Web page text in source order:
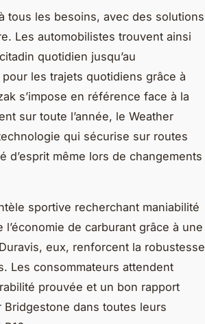
tous les besoins, avec des solutions
Les automobilistes trouvent ainsi
quotidien jusqu’au
les trajets quotidiens grâce à
s’impose en référence face à la
sur toute l’année, le Weather
qui sécurise sur routes
d’esprit même lors de changements
sportive recherchant maniabilité
de carburant grâce à une
eux, renforcent la robustesse
Les consommateurs attendent
prouvée et un bon rapport
dans toutes leurs